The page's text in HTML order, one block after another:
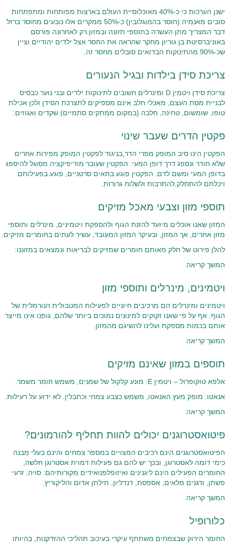
ישנן הערכות כי כ-40% מאוכלוסיית העולם בארצות מפותחות ומתפתחות
סובים מאנמיה (חוסר בהמוגלובין) כ-50% ממקרים אלו נובעים מחוסר ברזל
דבר המצריך מתן העשרה בתוספי תזונה ובמזון.רק לאחרונה פורסם
באוניברסיטת בן גוריון מחקר שהראה את החסר אצל ילדים יהודיים וציין
שכ-90% מהתינוקות הבדואים סובלים מחסר זה.
צריכת סידן בילדות ובגיל הנעורים
צריכת סידן ויטמין D ומינרלים חשובים לתינוקות ילדים ובני נוער כבסיס
לבניית מסת העצם, מאכלי חלב אינם מספיקים לתצרכת הסידן ולכן אכילת
טופו, שומשום, טחינה, חלבה (במקום ממתקים סתמיים) שקדים ואגוזים.
פקטין הדרים שעבר שינוי
הפקטין הינו סיב המופק מפרי הדר,בניגוד לפקטין המופק מפירות אחרים
שלא חודר ונספג דרך דופן המעי. הפקטין שעובר מודיפיקציה מסוגל להיספג
בדופן המעי ומשם לדם. הפקטין פוגע בתאים סרטניים, פוגע בפעילותם
ויכלתם להתחלק,להתרבות ולשלוח גרורות.
תוספי מזון וצבעי מאכל מזיקים
המזון שאנו אוכלים מיועד להזנת הגוף ולהספקת ויטמינים, מינרלים ותוספי
מזון אחרים, אך המזון, ובעיקר המזון המעובד, עשיר לעתים בחומרים מזיקים.
להלן פירוט של חלק מאותם חומרים שמזיקים לבריאות ונמצאים במזוננו:
המשך קריאה
ויטמינים, מינרלים ותוספי מזון
ויטמינים ומינרלים הם מרכיבים חיוניים לפעילות המטבולית הנורמלית של
הגוף. אף על פי שאנו זקוקים למינונים נמוכים ביותר שלהם, גופנו אינו מייצר
אותם בכמות מספקת ועלינו להשיגם מהמזון.
המשך קריאה
תוספים במזון שאינם מזיקים
אלפא טוקופרול – ויטמין E: מונע קלקול של שמנים, משמש חומר משמר.
אנאטו: מופק מעץ האנאטו, משמש כצבע צמחי וכתבלין. לא ידוע על רעילות.
המשך קריאה
פיטואסטרוגנים יכולים להוות תחליף להורמונים?
הפיטואסטרוגנים הינם רכיבים המצויים במספר צמחים והינם בעלי מבנה
כימי דומה לאסטרוגן, ובכך יש להם גם פעילות דמוית אסטרוגן חלשה,
החומרים הפעילים הינם ליגנינים ואיזופלפנואידים מקורותיהם: סויה, זרעי
פשתן, ודגנים מלאים, אספסת, דנדליון, תילתן אדום והליקוריץ.
המשך קריאה
כלורופיל
החומר הירוק שבצמחים משתתף עיקרי בעיכוב תהליכי ההזדקנות, בהיותו